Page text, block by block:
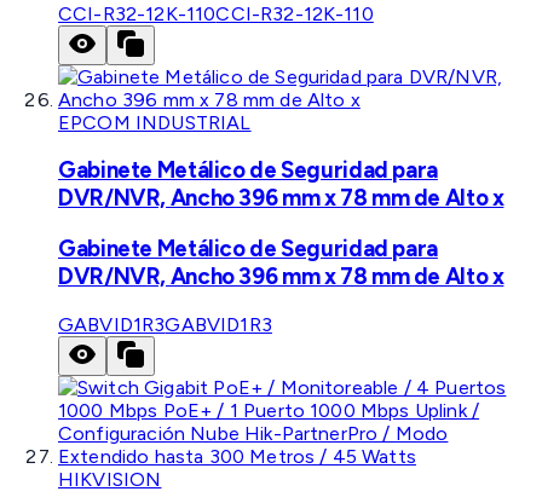
CCI-R32-12K-110CCI-R32-12K-110
EPCOM INDUSTRIAL
Gabinete Metálico de Seguridad para
DVR/NVR, Ancho 396 mm x 78 mm de Alto x
Gabinete Metálico de Seguridad para
DVR/NVR, Ancho 396 mm x 78 mm de Alto x
GABVID1R3GABVID1R3
HIKVISION